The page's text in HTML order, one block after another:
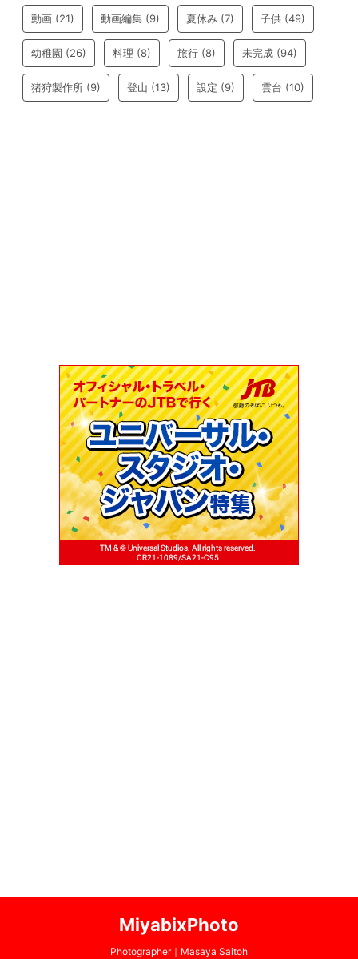
動画 (21) 動画編集 (9) 夏休み (7) 子供 (49)
幼稚園 (26) 料理 (8) 旅行 (8) 未完成 (94)
猪狩製作所 (9) 登山 (13) 設定 (9) 雲台 (10)
MiyabixPhoto
Photographer｜Masaya Saitoh